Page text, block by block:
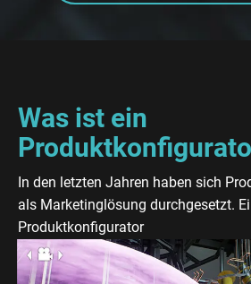
Was ist ein
In den letzten Jahren haben sich
als Marketinglösung durchgesetzt.
Produktkonfigurator